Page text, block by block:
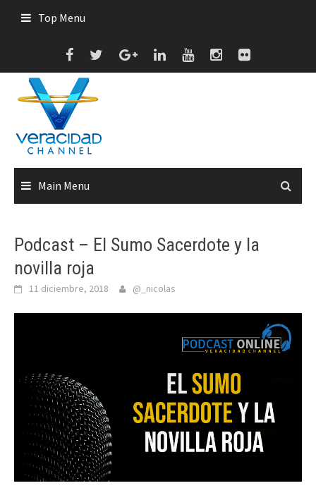
Top Menu
Main Menu
Podcast – El Sumo Sacerdote y la
novilla roja
11 diciembre, 2018 @_nicolas